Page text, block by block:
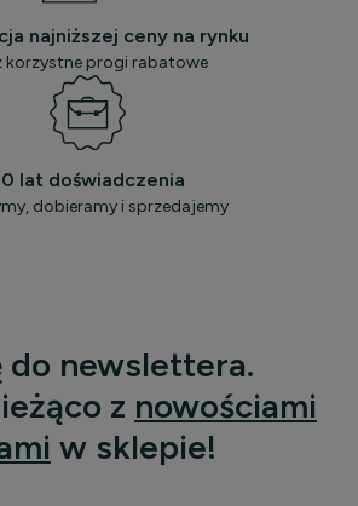
najniższej ceny na rynku
korzystne progi rabatowe
lat doświadczenia
dobieramy i sprzedajemy
do newslettera.
z nowościami
w sklepie!